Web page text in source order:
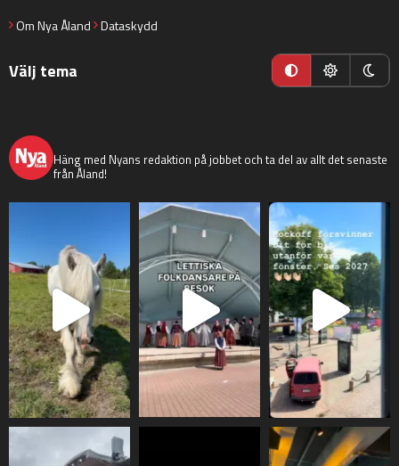
Om Nya Åland Dataskydd
Välj tema
Häng med Nyans redaktion på jobbet och ta del av allt det senaste
från Åland!